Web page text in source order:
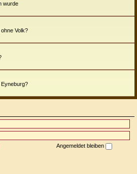
wurde
Volk?
Angemeldet bleiben